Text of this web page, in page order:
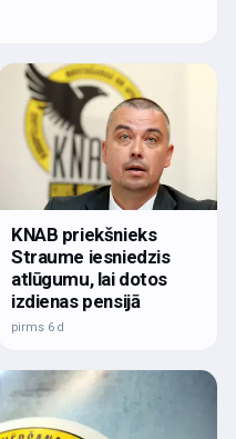
KNAB priekšnieks
Straume iesniedzis
atlūgumu, lai dotos
izdienas pensijā
pirms 6 d